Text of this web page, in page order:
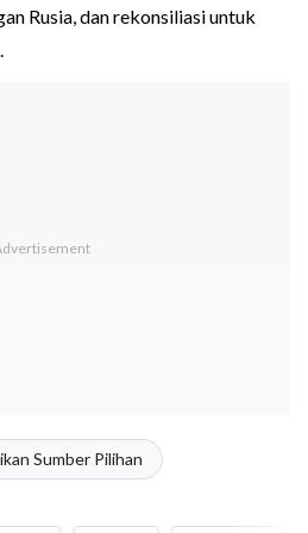
Rusia, dan rekonsiliasi untuk
Sumber Pilihan